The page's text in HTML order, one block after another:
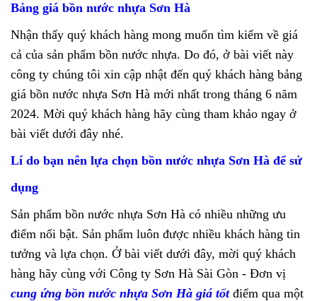
Bảng giá bồn nước nhựa Sơn Hà
Nhận thấy quý khách hàng mong muốn tìm kiếm về giá
cả của sản phẩm bồn nước nhựa. Do đó, ở bài viết này
công ty chúng tôi xin cập nhật đến quý khách hàng bảng
giá bồn nước nhựa Sơn Hà mới nhất trong tháng 6 năm
2024. Mời quý khách hàng hãy cùng tham khảo ngay ở
bài viết dưới đây nhé.
Lí do bạn nên lựa chọn bồn nước nhựa Sơn Hà để sử
dụng
Sản phẩm bồn nước nhựa Sơn Hà có nhiều những ưu
điểm nổi bật. Sản phẩm luôn được nhiều khách hàng tin
tưởng và lựa chọn. Ở bài viết dưới đây, mời quý khách
hàng hãy cùng với Công ty Sơn Hà Sài Gòn - Đơn vị
cung ứng bồn nước nhựa Sơn Hà giá tốtđiểm qua một